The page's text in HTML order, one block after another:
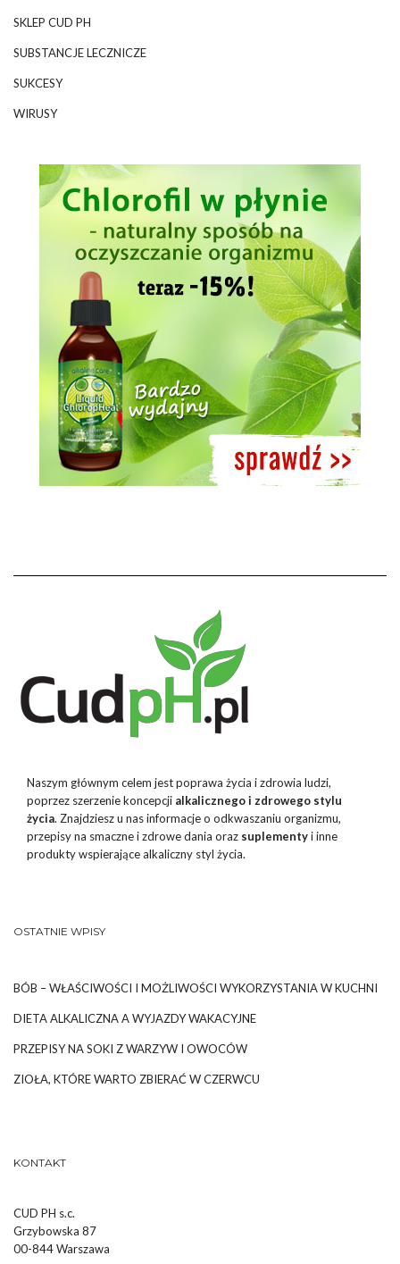
SKLEP CUD PH
SUBSTANCJE LECZNICZE
SUKCESY
WIRUSY
Naszym głównym celem jest poprawa życia i zdrowia ludzi,
poprzez szerzenie koncepcji alkalicznego i zdrowego stylu
życia. Znajdziesz u nas informacje o odkwaszaniu organizmu,
przepisy na smaczne i zdrowe dania oraz suplementyi inne
produkty wspierające alkaliczny styl życia.
OSTATNIE WPISY
BÓB – WŁAŚCIWOŚCI I MOŻLIWOŚCI WYKORZYSTANIA W KUCHNI
DIETA ALKALICZNA A WYJAZDY WAKACYJNE
PRZEPISY NA SOKI Z WARZYW I OWOCÓW
ZIOŁA, KTÓRE WARTO ZBIERAĆ W CZERWCU
KONTAKT
CUD PH s.c.
Grzybowska 87
00-844 Warszawa